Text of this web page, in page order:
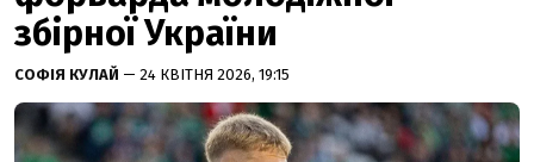
збірної України
СОФІЯ КУЛАЙ — 24 КВІТНЯ 2026, 19:15